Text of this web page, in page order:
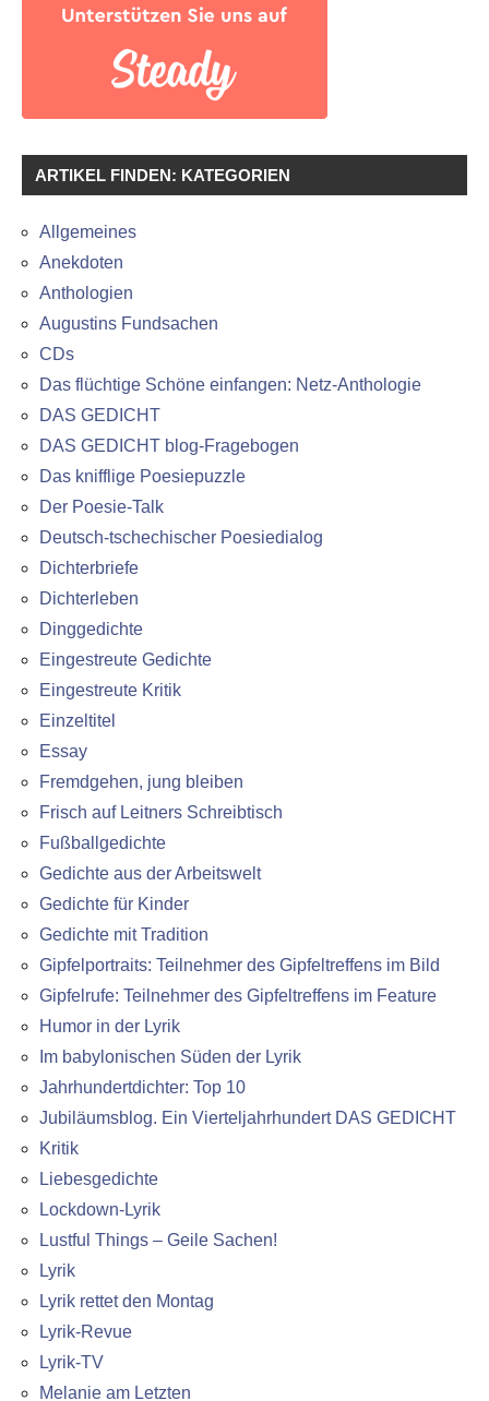
ARTIKEL FINDEN: KATEGORIEN
Allgemeines
Anekdoten
Anthologien
Augustins Fundsachen
CDs
Das flüchtige Schöne einfangen: Netz-Anthologie
DAS GEDICHT
DAS GEDICHT blog-Fragebogen
Das knifflige Poesiepuzzle
Der Poesie-Talk
Deutsch-tschechischer Poesiedialog
Dichterbriefe
Dichterleben
Dinggedichte
Eingestreute Gedichte
Eingestreute Kritik
Einzeltitel
Essay
Fremdgehen, jung bleiben
Frisch auf Leitners Schreibtisch
Fußballgedichte
Gedichte aus der Arbeitswelt
Gedichte für Kinder
Gedichte mit Tradition
Gipfelportraits: Teilnehmer des Gipfeltreffens im Bild
Gipfelrufe: Teilnehmer des Gipfeltreffens im Feature
Humor in der Lyrik
Im babylonischen Süden der Lyrik
Jahrhundertdichter: Top 10
Jubiläumsblog. Ein Vierteljahrhundert DAS GEDICHT
Kritik
Liebesgedichte
Lockdown-Lyrik
Lustful Things – Geile Sachen!
Lyrik
Lyrik rettet den Montag
Lyrik-Revue
Lyrik-TV
Melanie am Letzten